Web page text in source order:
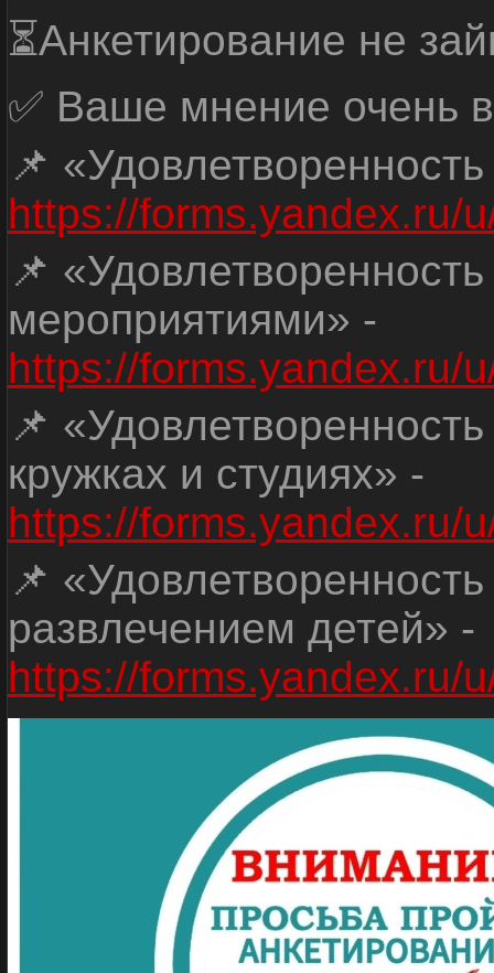
⏳Анкетирование не
✅ Ваше мнение очень
📌
https://forms.yandex.ru/
📌
мероприятиями» -
https://forms.yandex.ru/
📌
кружках и студиях» -
https://forms.yandex.ru/
📌
развлечением детей» -
https://forms.yandex.ru/